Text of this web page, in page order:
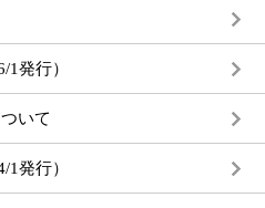
発行）
いて
発行）